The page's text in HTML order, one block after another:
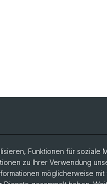
Funktionen für
zu Ihrer Verwendung
möglicherweise